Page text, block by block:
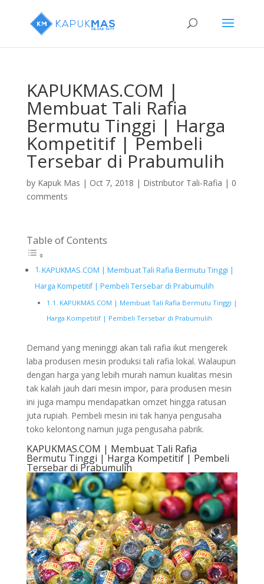
KAPUKMAS.COM |
Membuat Tali Rafia
Bermutu Tinggi | Harga
Kompetitif | Pembeli
Tersebar di Prabumulih
by Kapuk Mas | Oct 7, 2018 | Distributor Tali-Rafia | 0
comments
Table of Contents
KAPUKMAS.COM | Membuat Tali Rafia Bermutu Tinggi |
Harga Kompetitif | Pembeli Tersebar di Prabumulih
KAPUKMAS.COM | Membuat Tali Rafia Bermutu Tinggi |
Harga Kompetitif | Pembeli Tersebar di Prabumulih
Demand yang meninggi akan tali rafia ikut mengerek
laba produsen mesin produksi tali rafia lokal. Walaupun
dengan harga yang lebih murah namun kualitas mesin
tak kalah jauh dari mesin impor, para produsen mesin
ini juga mampu mendapatkan omzet hingga ratusan
juta rupiah. Pembeli mesin ini tak hanya pengusaha
toko kelontong namun juga pengusaha pabrik.
KAPUKMAS.COM | Membuat Tali Rafia
Bermutu Tinggi | Harga Kompetitif | Pembeli
Tersebar di Prabumulih